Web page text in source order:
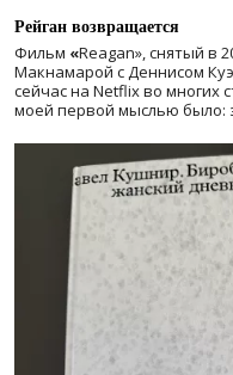
Рейган возвращается
Фильм «Reagan», снятый в
Макнамарой с Деннисом
сейчас на Netflix во многих
моей первой мыслью было: